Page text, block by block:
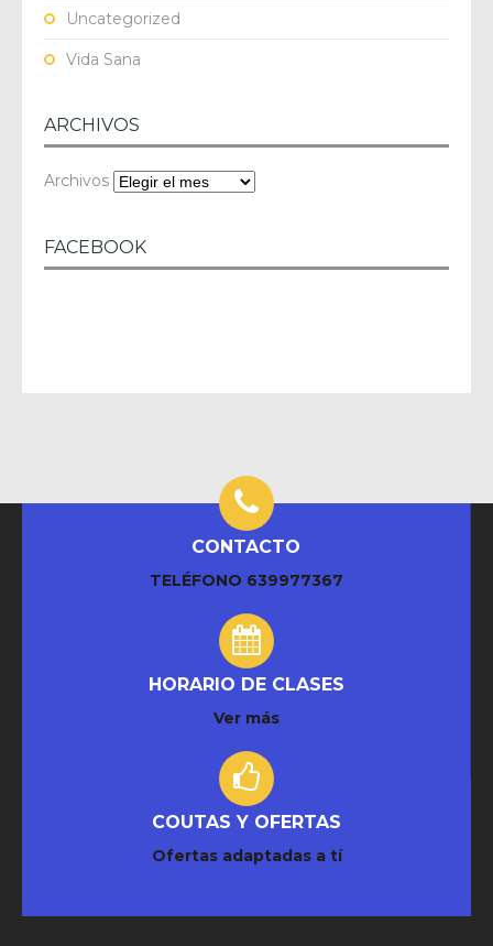
Uncategorized
Vida Sana
ARCHIVOS
Archivos
FACEBOOK
CONTACTO
TELÉFONO 639977367
HORARIO DE CLASES
Ver más
COUTAS Y OFERTAS
Ofertas adaptadas a tí